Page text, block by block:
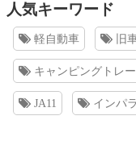
人気キーワード
軽自動車 旧
キャンピングトレ
JA11 インパラ